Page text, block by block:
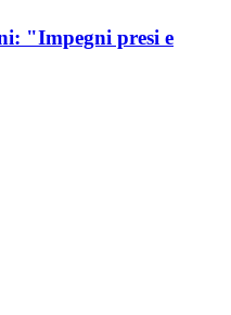
"Impegni presi e